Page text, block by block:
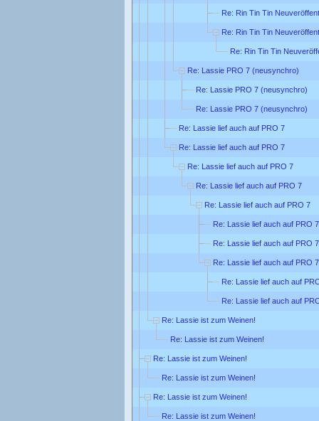
Re: Rin Tin Tin
Re: Rin Tin Tin
Re: Rin Tin Tin
Re: Lassie PRO 7 (neusynchro)
Re: Lassie PRO 7 (neusynchro)
Re: Lassie PRO 7 (neusynchro)
Re: Lassie lief auch auf PRO 7
Re: Lassie lief auch auf PRO 7
Re: Lassie lief auch auf PRO 7
Re: Lassie lief auch auf PRO 7
Re: Lassie lief auch auf PRO 7
Re: Lassie lief auch auf PRO 7
Re: Lassie lief auch auf PRO 7
Re: Lassie lief auch auf PRO 7
Re: Lassie lief auch auf
Re: Lassie lief auch auf
Re: Lassie ist zum Weinen!
Re: Lassie ist zum Weinen!
Re: Lassie ist zum Weinen!
Re: Lassie ist zum Weinen!
Re: Lassie ist zum Weinen!
Re: Lassie ist zum Weinen!